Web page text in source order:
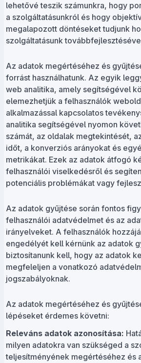
lehetővé teszik számunkra, hogy
a szolgáltatásunkról és hogy
megalapozott döntéseket tudjunk
szolgáltatásunk
Az adatok megértéséhez és
forrást használhatunk. Az egyik
web analitika, amely segítségével
elemezhetjük a felhasználók
alkalmazással kapcsolatos
analitika segítségével nyomon
számát, az oldalak megtekintését,
időt, a konverziós arányokat és
metrikákat. Ezek az adatok átfogó
felhasználói viselkedésről és
potenciális problémákat vagy
Az adatok gyűjtése során fontos
felhasználói adatvédelmet és az
irányelveket. A felhasználók
engedélyét kell kérnünk az adatok
biztosítanunk kell, hogy az adatok
megfeleljen a vonatkozó
jogszabályoknak.
Az adatok megértéséhez és
lépéseket érdemes követni:
Releváns adatok azonosítása:
milyen adatokra van szükséged a
teljesítményének megértéséhez és